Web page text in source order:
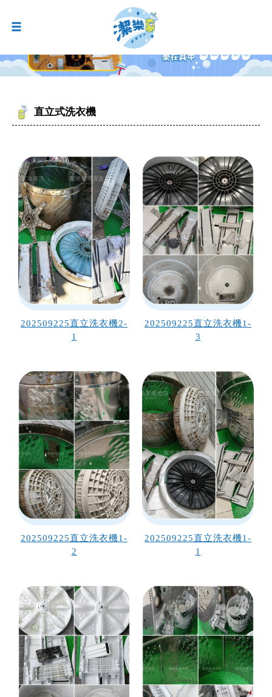
直立式洗衣機
202509225直立洗衣機2-
1
202509225直立洗衣機1-
3
202509225直立洗衣機1-
2
202509225直立洗衣機1-
1